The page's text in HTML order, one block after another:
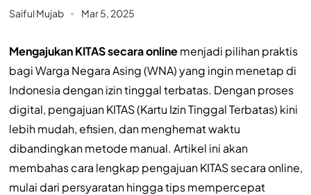
Saiful Mujab Mar 5, 2025
Mengajukan KITAS secara onlinemenjadi pilihan praktis
bagi Warga Negara Asing (WNA) yang ingin menetap di
Indonesia dengan izin tinggal terbatas. Dengan proses
digital, pengajuan KITAS (Kartu Izin Tinggal Terbatas) kini
lebih mudah, efisien, dan menghemat waktu
dibandingkan metode manual. Artikel ini akan
membahas cara lengkap pengajuan KITAS secara online,
mulai dari persyaratan hingga tips mempercepat